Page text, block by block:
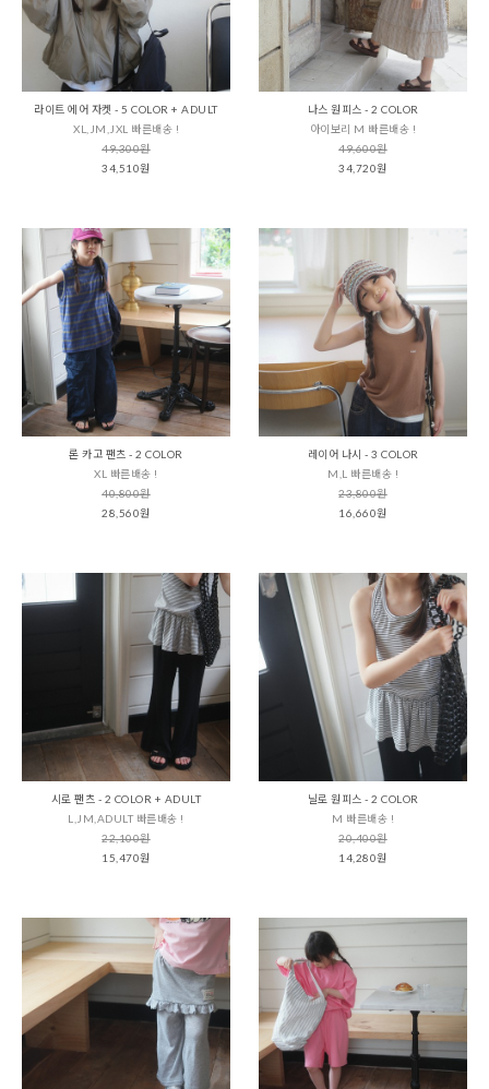
라이트 에어 자켓 - 5 COLOR + ADULT
XL,JM,JXL 빠른배송 !
49,300원
34,510원
나스 원피스 - 2 COLOR
아이보리 M 빠른배송 !
49,600원
34,720원
론 카고 팬츠 - 2 COLOR
XL 빠른배송 !
40,800원
28,560원
레이어 나시 - 3 COLOR
M,L 빠른배송 !
23,800원
16,660원
시로 팬츠 - 2 COLOR + ADULT
L,JM,ADULT 빠른배송 !
22,100원
15,470원
닐로 원피스 - 2 COLOR
M 빠른배송 !
20,400원
14,280원